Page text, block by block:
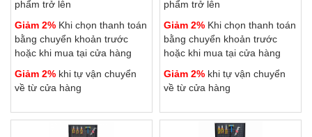
phẩm trở lên
Giảm 2% Khi chọn thanh toán
bằng chuyển khoản trước
hoặc khi mua tại cửa hàng
Giảm 2% khi tự vận chuyển
về từ cửa hàng
phẩm trở lên
Giảm 2% Khi chọn thanh toán
bằng chuyển khoản trước
hoặc khi mua tại cửa hàng
Giảm 2% khi tự vận chuyển
về từ cửa hàng